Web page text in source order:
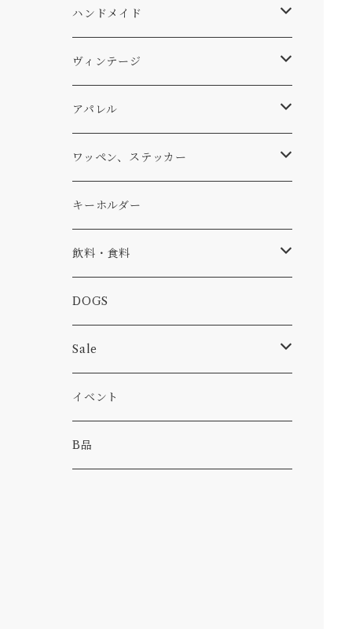
バッグ
パンツ
パーカー・トレーナー
アウター
コラボ
食品
WEAR
Ten
アメリカ軍払い下げ
...mura
エアフレッシュナー
小物
ヘルメット
キッチン
スリーピング
小物
コーヒー
焚き火
サーフ
スキー
ハンドメイド
ステッカー
ワッペン
小物
ヴィンテージ
ワッペン
ステッカー
小物
バイク
カー
アパレル
Tシャツ
キャップ、ニット
バッグ
小物
パンツ
パーカー・トレーナー
ワッペン、ステッカー
ワッペン
ステッカー
ピン
キーホルダー
飲料・食料
コーヒー
食べ物
DOGS
Sale
カー
キャンプ
イベント
B品